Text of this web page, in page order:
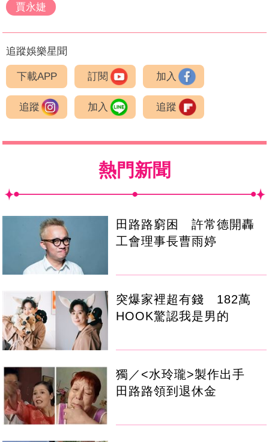
賈永婕
追蹤娛樂星聞
下載APP 訂閱 加入
追蹤 加入 追蹤
熱門新聞
田路路窮困 許常德開轟
工會理事長曹雨婷
突爆家裡超有錢 182萬
HOOK驚認我是男的
獨／<水玲瓏>製作出手
田路路領到退休金